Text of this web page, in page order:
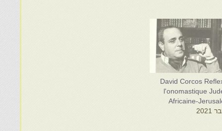
David Corcos
l'onomastique
Africaine-